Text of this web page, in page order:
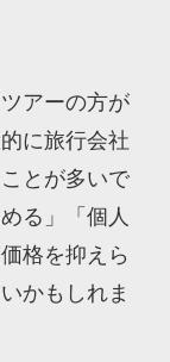
アーの方が
に旅行会社
とが多いで
る」「個人
格を抑えら
かもしれま